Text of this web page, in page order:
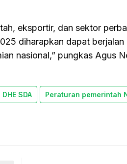
eksportir, dan sektor
diharapkan dapat
nasional,” pungkas Agus
DHE SDA Peraturan pemerintah